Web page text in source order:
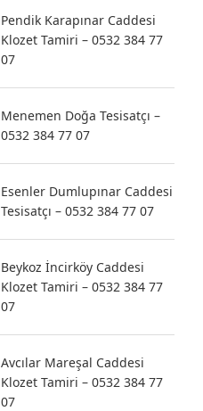
Pendik Karapınar Caddesi
Klozet Tamiri – 0532 384 77
07
Menemen Doğa Tesisatçı –
0532 384 77 07
Esenler Dumlupınar Caddesi
Tesisatçı – 0532 384 77 07
Beykoz İncirköy Caddesi
Klozet Tamiri – 0532 384 77
07
Avcılar Mareşal Caddesi
Klozet Tamiri – 0532 384 77
07